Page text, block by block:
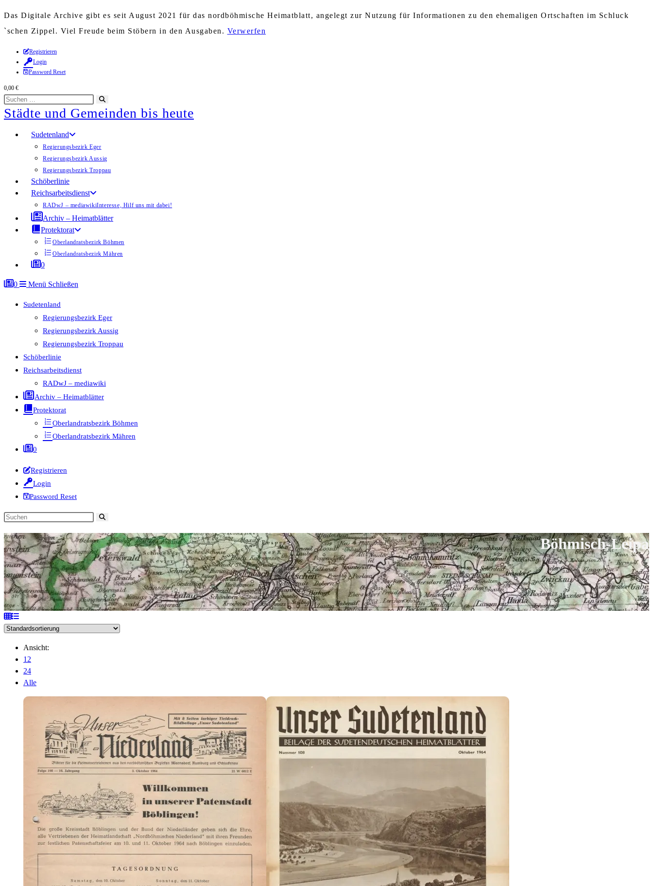
Das Digitale Archive gibt es seit August 2021 für das nordböhmische Heimatblatt, angelegt zur Nutzung für Informationen zu den ehemaligen Ortschaften im Schluck
`schen Zippel. Viel Freude beim Stöbern in den Ausgaben. Verwerfen
Zum
Inhalt
springen
Registrieren
Login
Password Reset
0,00 €
Diese
Website
durchsuchen
starten
Städte und Gemeinden bis heute
Sudetenland
Regierungsbezirk Eger
Regierungsbezirk Aussig
Regierungsbezirk Troppau
Schöberlinie
Reichsarbeitsdienst
RADwJ – mediawikiInteresse, Hilf uns mit dabei!
Archiv – Heimatblätter
Protektorat
Oberlandratsbezirk Böhmen
Oberlandratsbezirk Mähren
0
0 Menü Schließen
Sudetenland
Regierungsbezirk Eger
Regierungsbezirk Aussig
Regierungsbezirk Troppau
Schöberlinie
Reichsarbeitsdienst
RADwJ – mediawiki
Archiv – Heimatblätter
Protektorat
Oberlandratsbezirk Böhmen
Oberlandratsbezirk Mähren
0
Registrieren
Login
Password Reset
Diese
durchsuchen
Böhmisch-Leipa
Ansicht:
12
24
Alle